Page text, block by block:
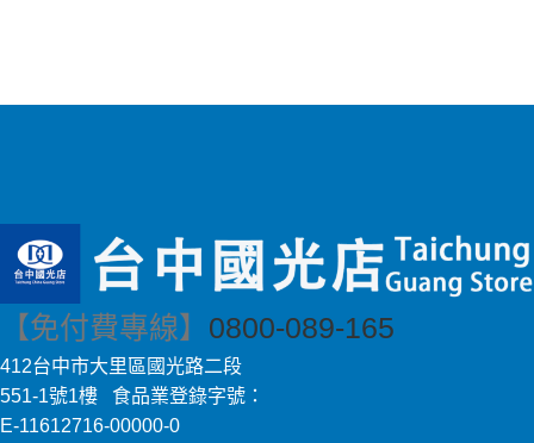
【免付費專線】 0800-089-165
412台中市大里區國光路二段
551-1號1樓 食品業登錄字號：
E-11612716-00000-0